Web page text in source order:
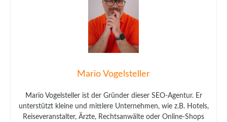
Mario Vogelsteller
Mario Vogelsteller ist der Gründer dieser SEO-Agentur. Er
unterstützt kleine und mittlere Unternehmen, wie z.B. Hotels,
Reiseveranstalter, Ärzte, Rechtsanwälte oder Online-Shops